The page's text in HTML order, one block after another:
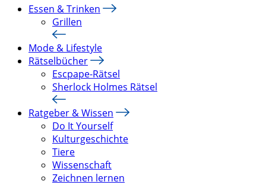
Essen & Trinken
Grillen
Mode & Lifestyle
Rätselbücher
Escpape-Rätsel
Sherlock Holmes Rätsel
Ratgeber & Wissen
Do It Yourself
Kulturgeschichte
Tiere
Wissenschaft
Zeichnen lernen